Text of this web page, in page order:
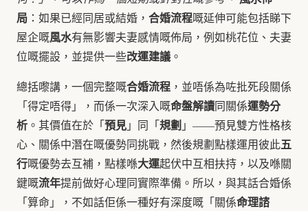
局 ：如果已經同居或結婚， 合婚流程嘅延伸可能包括睇下
屋企嘅風水有無影響夫妻感情嘅佈局，例如桃花位、夫妻
位嘅擺設，並提供一些改運建議 。
總括嚟講，一個完整嘅合婚流程 ，並唔係為咗批死段關係
「得定唔得」，而係一次深入嘅命盤解讀同關係運勢分
析 。其價值在於「預見」同「規劃」——預見雙方性格核
心、關係中潛在嘅優勢同挑戰，然後規劃點樣運用彼此五
行嘅優勢去互補，點樣喺大運起伏中互相扶持，以及喺關
鍵嘅流年提前做好心理同實際準備。所以，與其話合婚係
「算命」，不如話佢係一種好有深度嘅「關係命理諮